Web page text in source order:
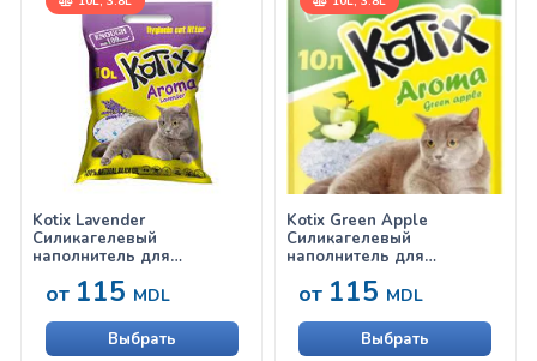
Kotix Lavender
Силикагелевый
наполнитель для
ароматом лаванды
от 115 MDL
Выбрать
Kotix Green Apple
Силикагелевый
наполнитель для
ароматом яблока
от 115 MDL
Выбрать